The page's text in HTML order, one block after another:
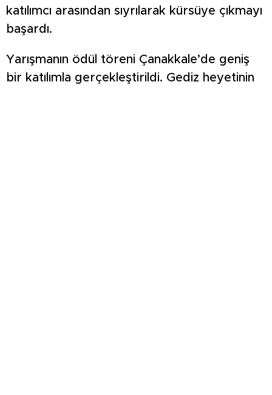
katılımcı arasından sıyrılarak kürsüye çıkmayı
başardı.
Yarışmanın ödül töreni Çanakkale’de geniş
bir katılımla gerçekleştirildi. Gediz heyetinin